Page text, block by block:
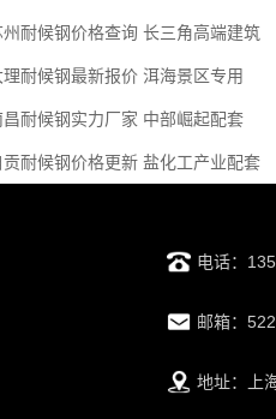
州耐候钢价格查询 长三角高端建筑
理耐候钢最新报价 洱海景区专用
昌耐候钢实力厂家 中部崛起配套
贡耐候钢价格更新 盐化工产业配套
电话：
邮箱：
地址：上